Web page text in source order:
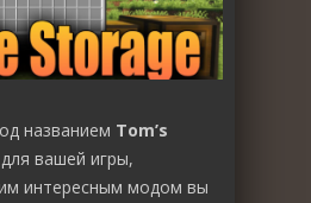
названием Tom’s
для вашей игры,
интересным модом вы